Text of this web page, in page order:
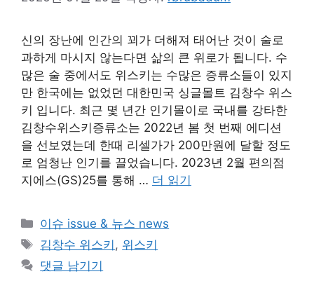
신의 장난에 인간의 꾀가 더해져 태어난 것이 술로
과하게 마시지 않는다면 삶의 큰 위로가 됩니다. 수
많은 술 중에서도 위스키는 수많은 증류소들이 있지
만 한국에는 없었던 대한민국 싱글몰트 김창수 위스
키 입니다. 최근 몇 년간 인기몰이로 국내를 강타한
김창수위스키증류소는 2022년 봄 첫 번째 에디션
을 선보였는데 한때 리셀가가 200만원에 달할 정도
로 엄청난 인기를 끌었습니다. 2023년 2월 편의점
지에스(GS)25를 통해 … 더 읽기
카
테
리
이슈 issue & 뉴스 news
태
그
김창수 위스키 , 위스키
댓글 남기기